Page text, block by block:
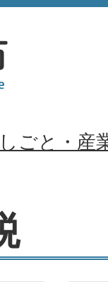
しごと・産